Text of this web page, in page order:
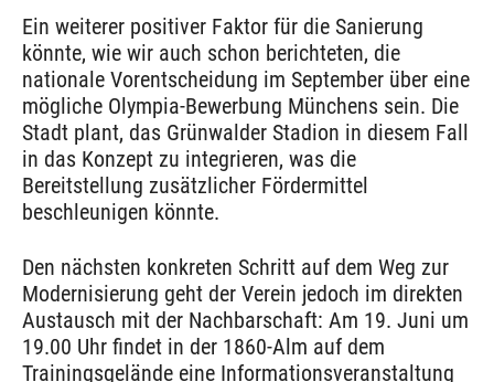
Ein weiterer positiver Faktor für die Sanierung
könnte, wie wir auch schon berichteten, die
nationale Vorentscheidung im September über eine
mögliche Olympia-Bewerbung Münchens sein. Die
Stadt plant, das Grünwalder Stadion in diesem Fall
in das Konzept zu integrieren, was die
Bereitstellung zusätzlicher Fördermittel
beschleunigen könnte.
Den nächsten konkreten Schritt auf dem Weg zur
Modernisierung geht der Verein jedoch im direkten
Austausch mit der Nachbarschaft: Am 19. Juni um
19.00 Uhr findet in der 1860-Alm auf dem
Trainingsgelände eine Informationsveranstaltung